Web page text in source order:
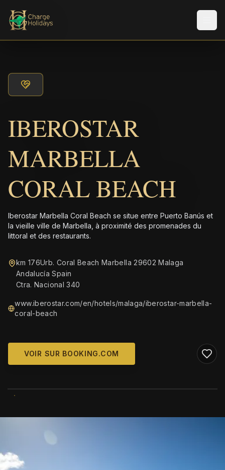
IBEROSTAR
MARBELLA
CORAL BEACH
Iberostar Marbella Coral Beach se situe entre Puerto Banús et
la vieille ville de Marbella, à proximité des promenades du
littoral et des restaurants.
km 176Urb. Coral Beach Marbella 29602 Malaga
Andalucía Spain
Ctra. Nacional 340
www.iberostar.com/en/hotels/malaga/iberostar-marbella-
coral-beach
VOIR SUR BOOKING.COM